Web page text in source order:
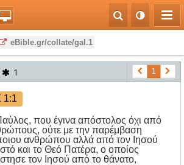
eBible.gr/collate/gal.1
1 1
που έγινα απόστολος όχι από
ούτε με την παρέμβαση
ανθρώπου αλλά από τον Ιησού
και το Θεό Πατέρα, ο οποίος
τον Ιησού από το θάνατο,